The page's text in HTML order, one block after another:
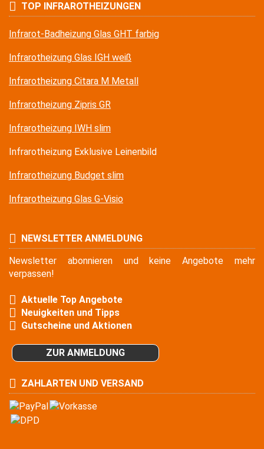
TOP INFRAROTHEIZUNGEN
Infrarot-Badheizung Glas GHT farbig
Infrarotheizung Glas IGH weiß
Infrarotheizung Citara M Metall
Infrarotheizung Zipris GR
Infrarotheizung IWH slim
Infrarotheizung Exklusive Leinenbild
Infrarotheizung Budget slim
Infrarotheizung Glas G-Visio
NEWSLETTER ANMELDUNG
Newsletter abonnieren und keine Angebote mehr
verpassen!
Aktuelle Top Angebote
Neuigkeiten und Tipps
Gutscheine und Aktionen
ZUR ANMELDUNG
ZAHLARTEN UND VERSAND